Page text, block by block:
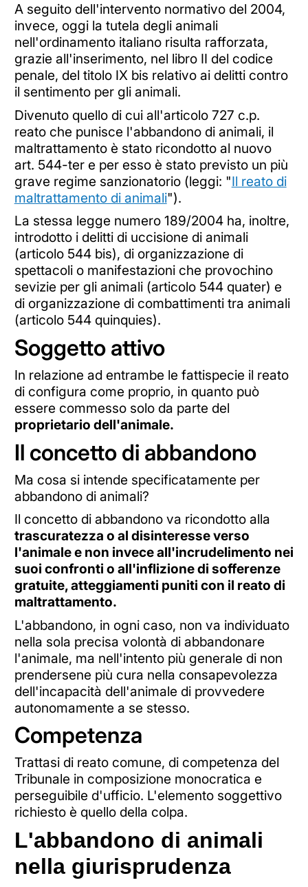
A seguito dell'intervento normativo del 2004,
invece, oggi la tutela degli animali
nell'ordinamento italiano risulta rafforzata,
grazie all'inserimento, nel libro II del codice
penale, del titolo IX bis relativo ai delitti contro
il sentimento per gli animali.
Divenuto quello di cui all'articolo 727 c.p.
reato che punisce l'abbandono di animali, il
maltrattamento è stato ricondotto al nuovo
art. 544-ter e per esso è stato previsto un più
grave regime sanzionatorio (leggi: "Il reato di
maltrattamento di animali").
La stessa legge numero 189/2004 ha, inoltre,
introdotto i delitti di uccisione di animali
(articolo 544 bis), di organizzazione di
spettacoli o manifestazioni che provochino
sevizie per gli animali (articolo 544 quater) e
di organizzazione di combattimenti tra animali
(articolo 544 quinquies).
Soggetto attivo
In relazione ad entrambe le fattispecie il reato
di configura come proprio, in quanto può
essere commesso solo da parte del
proprietario dell'animale.
Il concetto di abbandono
Ma cosa si intende specificatamente per
abbandono di animali?
Il concetto di abbandono va ricondotto alla
trascuratezza o al disinteresse verso
l'animale e non invece all'incrudelimento nei
suoi confronti o all'inflizione di sofferenze
gratuite, atteggiamenti puniti con il reato di
maltrattamento.
L'abbandono, in ogni caso, non va individuato
nella sola precisa volontà di abbandonare
l'animale, ma nell'intento più generale di non
prendersene più cura nella consapevolezza
dell'incapacità dell'animale di provvedere
autonomamente a se stesso.
Competenza
Trattasi di reato comune, di competenza del
Tribunale in composizione monocratica e
perseguibile d'ufficio. L'elemento soggettivo
richiesto è quello della colpa.
L'abbandono di animali
nella giurisprudenza